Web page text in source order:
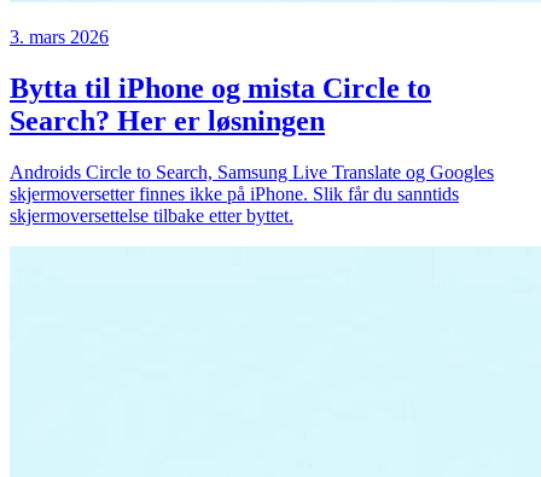
3. mars 2026
Bytta til iPhone og mista Circle to
Search? Her er løsningen
Androids Circle to Search, Samsung Live Translate og Googles
skjermoversetter finnes ikke på iPhone. Slik får du sanntids
skjermoversettelse tilbake etter byttet.